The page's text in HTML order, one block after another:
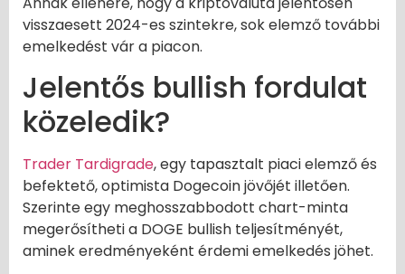
visszaesett 2024-es szintekre, sok elemző további
emelkedést vár a piacon.
Jelentős bullish fordulat
közeledik?
Trader Tardigrade, egy tapasztalt piaci elemző és
befektető, optimista Dogecoin jövőjét illetően.
Szerinte egy meghosszabbodott chart-minta
megerősítheti a DOGE bullish teljesítményét,
aminek eredményeként érdemi emelkedés jöhet.